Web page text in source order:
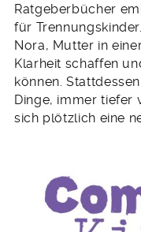
Ratgeberbücher
für
Nora, Mutter in
Klarheit schaffen
können.
Dinge, immer tiefer
sich plötzlich eine